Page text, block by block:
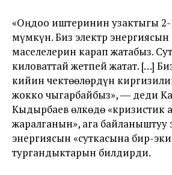
«Оңдоо иштеринин узактыгы
мүмкүн. Биз электр
маселелерин карап жатабыз.
киловаттай жетпей жатат. […]
кийин чектөөлөрдүн
жокко чыгарбайбыз», ― деди
Кыдырбаев өлкөдө «кризистик
жаралганын», ага байланыштуу
энергиясын «суткасына бир-эки
тургандыктарын билдирди.